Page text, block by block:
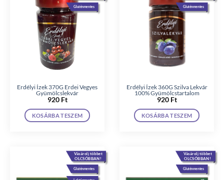
Gluténmentes
Erdélyi Ízek 370G Erdei Vegyes
Gyümölcslekvár
920 Ft
KOSÁRBA TESZEM
Gluténmentes
Erdélyi Ízek 360G Szilva Lekvár
100% Gyümölcstartalom
920 Ft
KOSÁRBA TESZEM
Vásárolj többet
OLCSÓBBAN!
Gluténmentes
Vásárolj többet
OLCSÓBBAN!
Gluténmentes